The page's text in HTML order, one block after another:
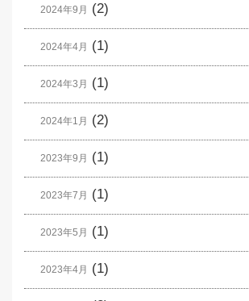
2024年9月 (2)
2024年4月 (1)
2024年3月 (1)
2024年1月 (2)
2023年9月 (1)
2023年7月 (1)
2023年5月 (1)
2023年4月 (1)